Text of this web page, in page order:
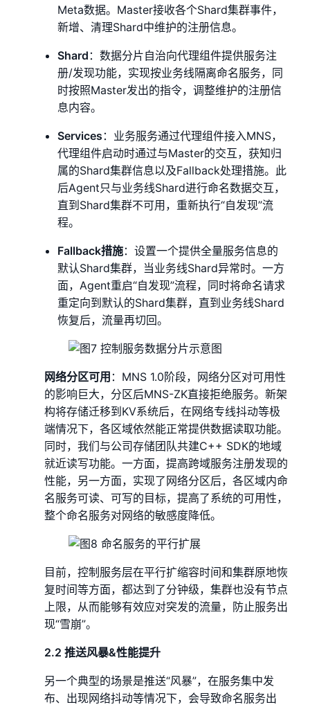
Meta数据。Master接收各个Shard集群事件，
新增、清理Shard中维护的注册信息。
Shard ：数据分片自治向代理组件提供服务注
册/发现功能，实现按业务线隔离命名服务，同
时按照Master发出的指令，调整维护的注册信
息内容。
Services ：业务服务通过代理组件接入MNS，
代理组件启动时通过与Master的交互，获知归
属的Shard集群信息以及Fallback处理措施。此
后Agent只与业务线Shard进行命名数据交互，
直到Shard集群不可用，重新执行“自发现”流
程。
Fallback措施：设置一个提供全量服务信息的
默认Shard集群，当业务线Shard异常时。一方
面，Agent重启“自发现”流程，同时将命名请求
重定向到默认的Shard集群，直到业务线Shard
恢复后，流量再切回。
网络分区可用 ：MNS 1.0阶段，网络分区对可用性
的影响巨大，分区后MNS-ZK直接拒绝服务。新架
构将存储迁移到KV系统后，在网络专线抖动等极
端情况下，各区域依然能正常提供数据读取功能。
同时，我们与公司存储团队共建C++ SDK的地域
就近读写功能。一方面，提高跨域服务注册发现的
性能，另一方面，实现了网络分区后，各区域内命
名服务可读、可写的目标，提高了系统的可用性，
整个命名服务对网络的敏感度降低。
目前，控制服务层在平行扩缩容时间和集群原地恢
复时间等方面，都达到了分钟级，集群也没有节点
上限，从而能够有效应对突发的流量，防止服务出
现“雪崩”。
2.2 推送风暴&性能提升
另一个典型的场景是推送“风暴”，在服务集中发
布、出现网络抖动等情况下，会导致命名服务出